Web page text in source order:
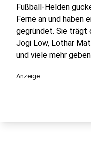
Fußball-Helden
Ferne an und haben
gegründet. Sie trägt
Jogi Löw, Lothar
und viele mehr
Anzeige